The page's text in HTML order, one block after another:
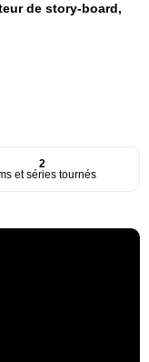
de story-board,
2
et séries tournés